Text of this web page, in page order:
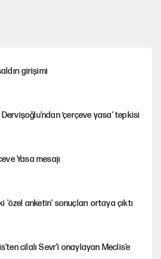
girişimi
Dervişoğlu'ndan ‘çerçeve yasa’ tepkisi
Yasa mesajı
'özel anketin' sonuçları ortaya çıktı
cilalı Sevr’i onaylayan Meclis’e